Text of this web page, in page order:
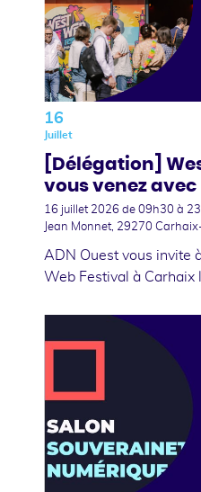
16
Juillet
[Délégation]
vous venez avec
16 juillet 2026 de 09h30 à
Jean Monnet, 29270
ADN Ouest vous invite
Web Festival à Carhaix